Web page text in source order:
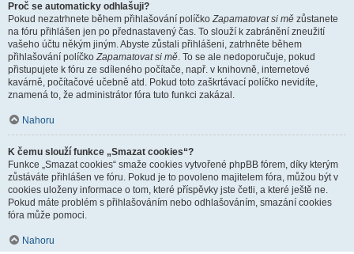
Proč se automaticky odhlašuji?
Pokud nezatrhnete během přihlašování políčkoZapamatovat si mě zůstanete
na fóru přihlášen jen po přednastavený čas. To slouží k zabránění zneužití
vašeho účtu někým jiným. Abyste zůstali přihlášeni, zatrhněte během
přihlašování políčkoZapamatovat si mě. To se ale nedoporučuje, pokud
přistupujete k fóru ze sdíleného počítače, např. v knihovně, internetové
kavárně, počítačové učebně atd. Pokud toto zaškrtávací políčko nevidíte,
znamená to, že administrátor fóra tuto funkci zakázal.
Nahoru
K čemu slouží funkce „Smazat cookies“?
Funkce „Smazat cookies“ smaže cookies vytvořené phpBB fórem, díky kterým
zůstáváte přihlášen ve fóru. Pokud je to povoleno majitelem fóra, můžou být v
cookies uloženy informace o tom, které příspěvky jste četli, a které ještě ne.
Pokud máte problém s přihlašováním nebo odhlašováním, smazání cookies
fóra může pomoci.
Nahoru